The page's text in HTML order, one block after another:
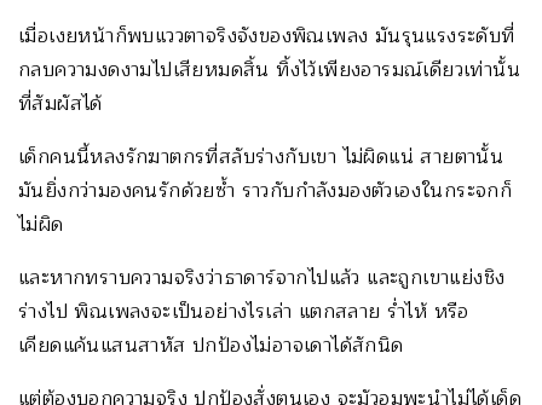
เมื่อเงยหน้าก็พบแววตาจริงจังของพิณเพลง มันรุนแรงระดับที่
กลบความงดงามไปเสียหมดสิ้น ทิ้งไว้เพียงอารมณ์เดียวเท่านั้น
ที่สัมผัสได้
เด็กคนนี้หลงรักฆาตกรที่สลับร่างกับเขา ไม่ผิดแน่ สายตานั้น
มันยิ่งกว่ามองคนรักด้วยซ้ำ ราวกับกำลังมองตัวเองในกระจกก็
ไม่ผิด
และหากทราบความจริงว่าธาดาร์จากไปแล้ว และถูกเขาแย่งชิง
ร่างไป พิณเพลงจะเป็นอย่างไรเล่า แตกสลาย ร่ำไห้ หรือ
เคียดแค้นแสนสาหัส ปกป้องไม่อาจเดาได้สักนิด
แต่ต้องบอกความจริง ปกป้องสั่งตนเอง จะมัวอมพะนำไม่ได้เด็ด